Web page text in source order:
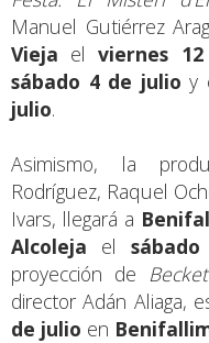
Manuel Gutiérrez
Vieja elviernes
sábado 4 de julio y
julio.
Asimismo, la
Rodríguez, Raquel
Ivars, llegará a
Alcoleja el
proyección de
director Adán Aliaga,
de julio en